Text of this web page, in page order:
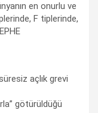
en onurlu ve
F tiplerinde,
açlık grevi
götürüldüğü